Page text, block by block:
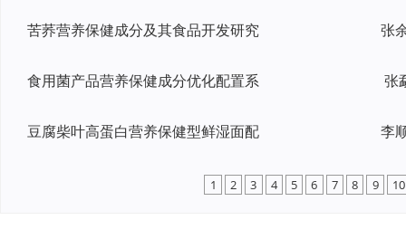
苦荞营养保健成分及其食品开发研究
食用菌产品营养保健成分优化配置系 张
豆腐柴叶高蛋白营养保健型鲜湿面配
1 2 3 4 5 6 7 8 9 10